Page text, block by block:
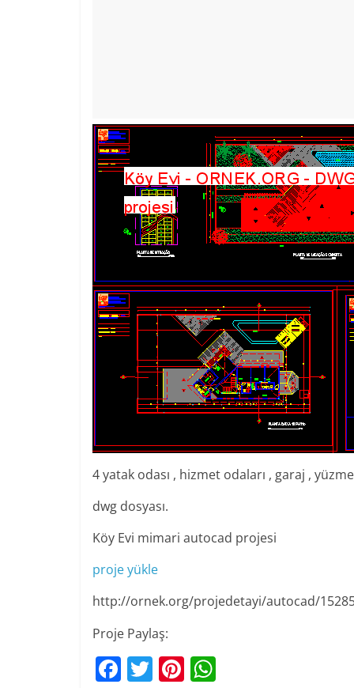
4 yatak odası , hizmet odaları , garaj ,
dwg dosyası.
Köy Evi mimari autocad projesi
proje yükle
http://ornek.org/projedetayi/autocad/
Proje Paylaş:
F T Pi